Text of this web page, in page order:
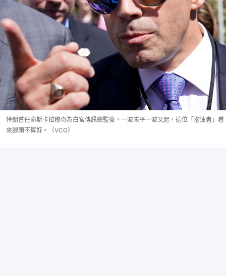
特朗普任命斯卡拉穆奇為白宮傳訊總監後，一波未平一波又起，這位「揩油者」看
來腳頭不算好。（VCG）